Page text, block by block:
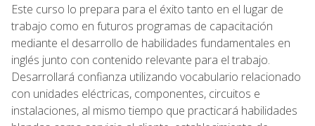
Este curso lo prepara para el éxito tanto en el lugar de
trabajo como en futuros programas de capacitación
mediante el desarrollo de habilidades fundamentales en
inglés junto con contenido relevante para el trabajo.
Desarrollará confianza utilizando vocabulario relacionado
con unidades eléctricas, componentes, circuitos e
instalaciones, al mismo tiempo que practicará habilidades